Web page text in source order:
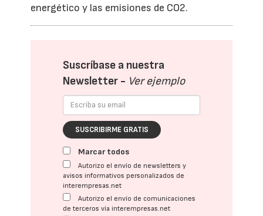
energético y las emisiones de CO2.
Suscríbase a nuestra
Newsletter - Ver ejemplo
SUSCRIBIRME GRATIS
Marcar todos
Autorizo el envío de newsletters y
avisos informativos personalizados de
interempresas.net
Autorizo el envío de comunicaciones
de terceros vía interempresas.net